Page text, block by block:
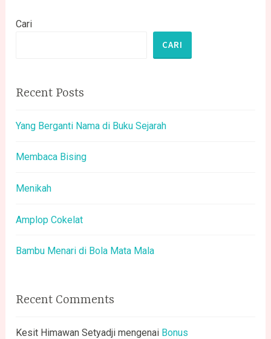
Cari
CARI
Recent Posts
Yang Berganti Nama di Buku Sejarah
Membaca Bising
Menikah
Amplop Cokelat
Bambu Menari di Bola Mata Mala
Recent Comments
Kesit Himawan Setyadji mengenai Bonus